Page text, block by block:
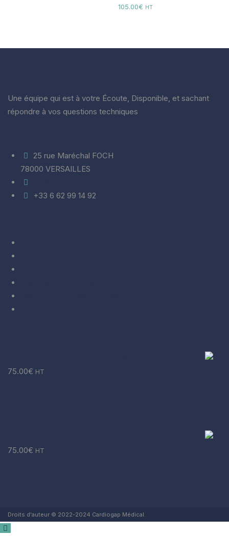
105.00€ Plage
50.00€
HT
Une équipe qui est à votre Écoute, Disponible, et sachant
répondre à vos questions techniques
25 rue Maréchal FOCH
78000 VERSAILLES
+33 6 62 99 14 92
75.00€ HT
75.00€ HT
Droits d'auteur © 2022-2024 Cardiogap Médical.